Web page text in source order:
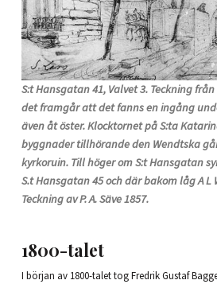
S:t Hansgatan 41, Valvet 3. Teckning
det framgår att det fanns en ingång
även åt öster. Klocktornet på S:ta
byggnader tillhörande den Wendtska
kyrkoruin. Till höger om S:t Hansgatan
S.t Hansgatan 45 och där bakom låg A L
Teckning av P. A. Säve 1857.
1800-talet
I början av 1800-talet tog Fredrik Gustaf